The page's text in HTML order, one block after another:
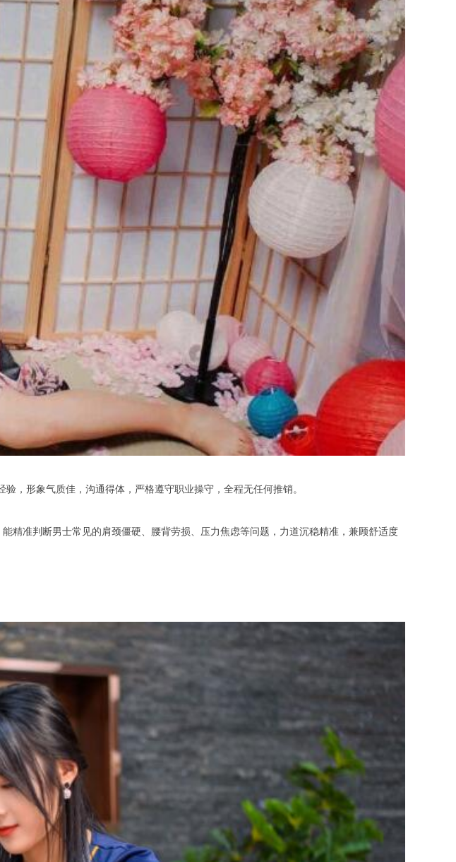
形象气质佳，沟通得体，严格遵守职业操守，全程无任何推销。
准判断男士常见的肩颈僵硬、腰背劳损、压力焦虑等问题，力道沉稳精准，兼顾舒适度